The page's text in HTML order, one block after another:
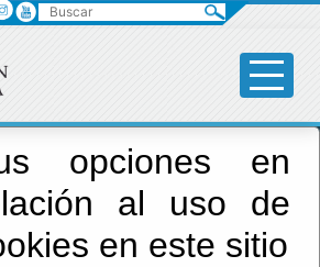
opciones en
al uso de
en este sitio
Menú Diputación
Buscar